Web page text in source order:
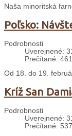
Naša minoritská
Poľsko:
Podrobnosti
Uverejnené:
Prečítané:
Od 18. do 19.
Kríž San
Podrobnosti
Uverejnené:
Prečítané: